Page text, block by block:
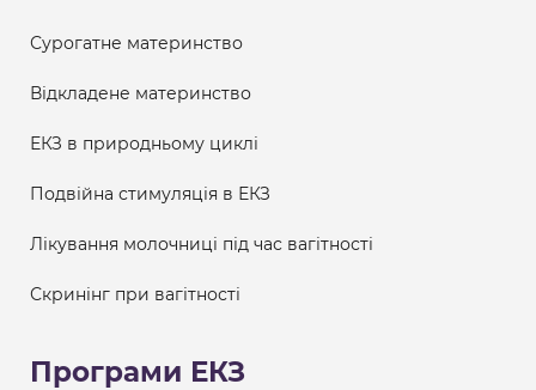
Сурогатне материнство
Відкладене материнство
ЕКЗ в природньому циклі
Подвійна стимуляція в ЕКЗ
Лікування молочниці під час вагітності
Скринінг при вагітності
Програми ЕКЗ